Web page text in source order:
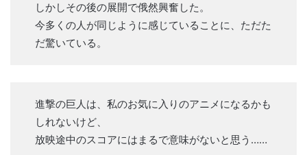
しかしその後の展開で俄然興奮した。
今多くの人が同じように感じていることに、ただた
だ驚いている。
進撃の巨人は、私のお気に入りのアニメになるかも
しれないけど、
放映途中のスコアにはまるで意味がないと思う……